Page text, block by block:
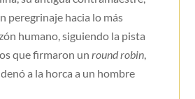
peregrinaje hacia lo más
humano, siguiendo la pista
que firmaron unround robin,
a la horca a un hombre